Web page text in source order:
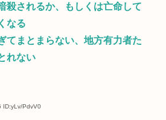
殺されるか、もしくは亡命して
なる
てまとまらない、地方有力者た
れない
ID:yLv/PdvV0